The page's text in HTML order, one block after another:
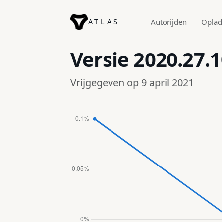
ATLAS Autorijden
Versie
Vrijgegeven op 9 april 2021